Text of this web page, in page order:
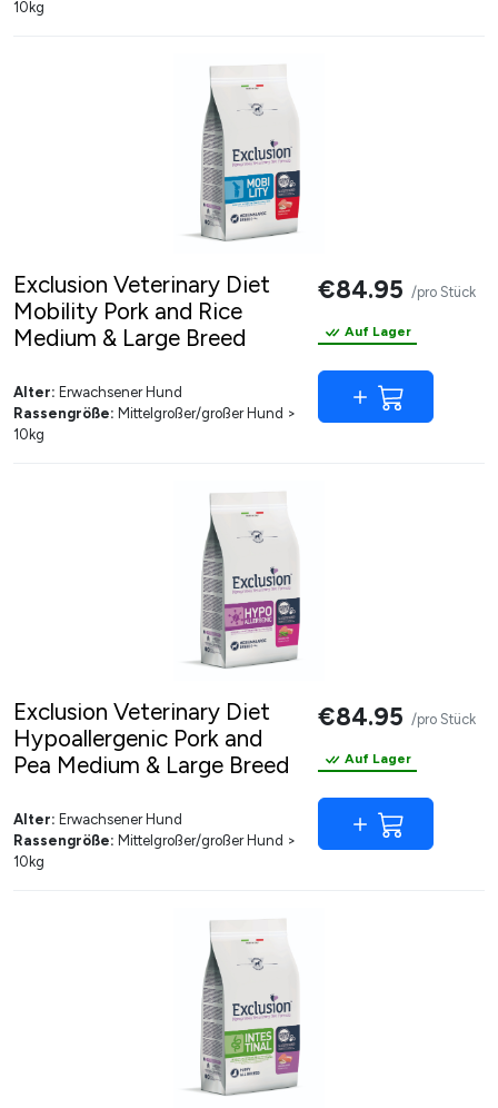
10kg
Exclusion Veterinary Diet
Mobility Pork and Rice
Medium & Large Breed
Alter: Erwachsener Hund
Rassengröße: Mittelgroßer/großer Hund >
10kg
€84.95 /pro Stück
Auf Lager
Exclusion Veterinary Diet
Hypoallergenic Pork and
Pea Medium & Large Breed
Alter: Erwachsener Hund
Rassengröße: Mittelgroßer/großer Hund >
10kg
€84.95 /pro Stück
Auf Lager